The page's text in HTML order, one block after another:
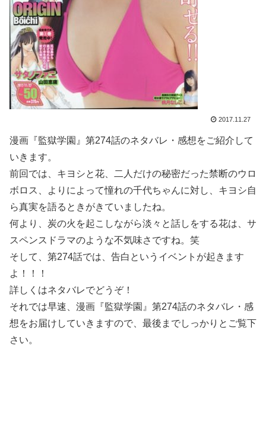
2017.11.27
漫画『監獄学園』第274話のネタバレ・感想をご紹介して
いきます。
前回では、キヨシと花、二人だけの秘密だった禁断のウロ
ボロス、よりによって憧れの千代ちゃんに対し、キヨシ自
ら真実を語るときがきていましたね。
何より、炭の火を起こしながら淡々と話しをする花は、サ
スペンスドラマのような不気味さですね。笑
そして、第274話では、告白というイベントが起きます
よ！！！
詳しくはネタバレでどうぞ！
それでは早速、漫画『監獄学園』第274話のネタバレ・感
想をお届けしていきますので、最後までしっかりとご覧下
さい。